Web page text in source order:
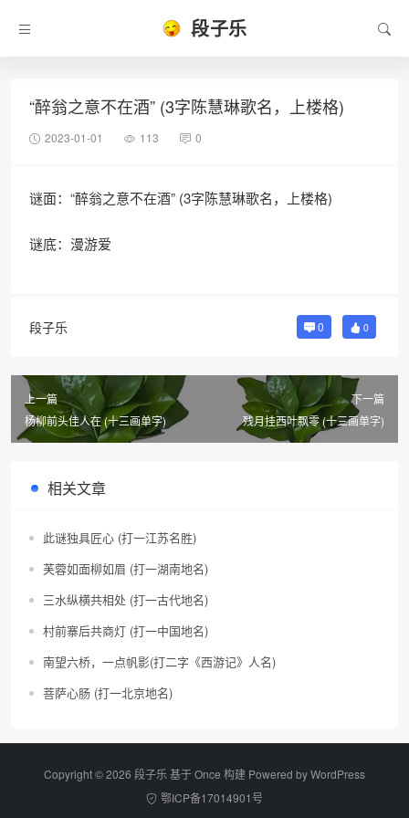
段子乐
“醉翁之意不在酒” (3字陈慧琳歌名，上楼格)
2023-01-01 113 0
谜面：“醉翁之意不在酒” (3字陈慧琳歌名，上楼格)
谜底：漫游爱
段子乐 0 0
上一篇
杨柳前头佳人在 (十三画单字)
下一篇
残月挂西叶飘零 (十三画单字)
相关文章
此谜独具匠心 (打一江苏名胜)
芙蓉如面柳如眉 (打一湖南地名)
三水纵横共相处 (打一古代地名)
村前寨后共商灯 (打一中国地名)
南望六桥，一点帆影(打二字《西游记》人名)
菩萨心肠 (打一北京地名)
Copyright © 2026 段子乐 基于 Once 构建 Powered byWordPress
鄂ICP备17014901号